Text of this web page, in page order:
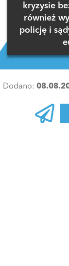
kryzysie
również
policję i
Dodano: